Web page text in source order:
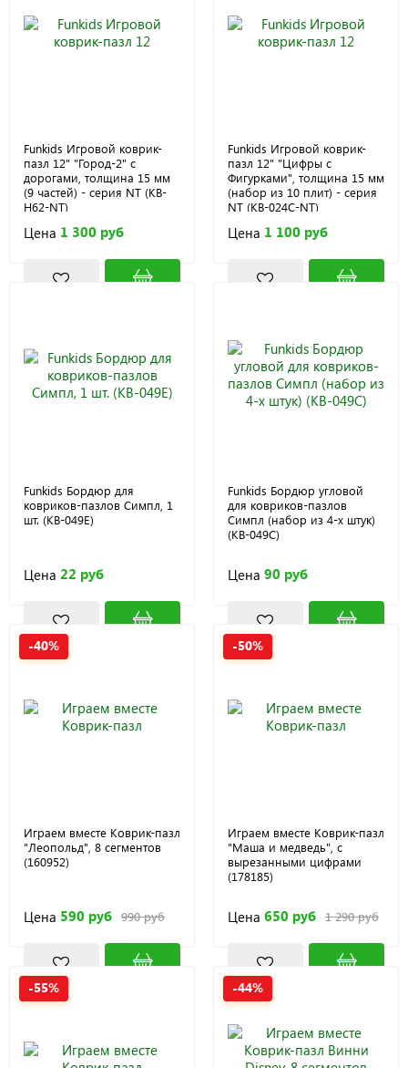
Funkids Игровой коврик-
пазл 12" "Город-2" с
дорогами, толщина 15 мм
(9 частей) - серия NT (KB-
H62-NT)
Цена 1 300 руб
Funkids Игровой коврик-
пазл 12" "Цифры с
Фигурками", толщина 15 мм
(набор из 10 плит) - серия
NT (KB-024C-NT)
Цена 1 100 руб
Funkids Бордюр для
ковриков-пазлов Симпл, 1
шт. (KB-049E)
Цена 22 руб
Funkids Бордюр угловой
для ковриков-пазлов
Симпл (набор из 4-х штук)
(KB-049С)
Цена 90 руб
-40%
Играем вместе Коврик-пазл
"Леопольд", 8 сегментов
(160952)
Цена 590 руб 990 руб
-50%
Играем вместе Коврик-пазл
"Маша и медведь", с
вырезанными цифрами
(178185)
Цена 650 руб 1 290 руб
-55% -44%